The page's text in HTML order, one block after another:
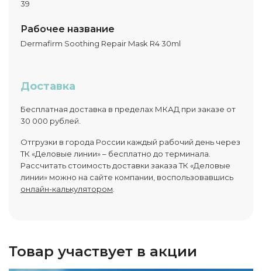
39
Рабочее название
Dermafirm Soothing Repair Mask R4 30ml
Доставка
Бесплатная доставка в пределах МКАД при заказе от
30 000 рублей.
Отгрузки в города России каждый рабочий день через
ТК «Деловые линии» – бесплатно до терминала.
Рассчитать стоимость доставки заказа ТК «Деловые
линии» можно на сайте компании, воспользовавшись
онлайн-калькулятором
Товар участвует в акции